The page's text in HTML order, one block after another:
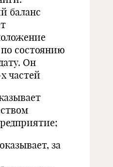
баланс
состоянию
Он
частей
за